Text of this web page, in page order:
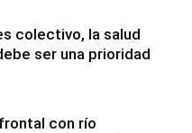
colectivo, la salud
ser una prioridad
con río